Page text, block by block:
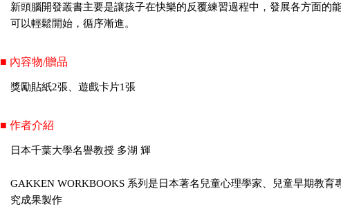
新頭腦開發叢書主要是讓孩子在快樂的反覆練習過程中，發展各方面的
可以輕鬆開始，循序漸進。
■ 內容物/贈品
獎勵貼紙2張、遊戲卡片1張
■ 作者介紹
日本千葉大學名譽教授 多湖 輝
GAKKEN WORKBOOKS 系列是日本著名兒童心理學家、兒童早期教
究成果製作